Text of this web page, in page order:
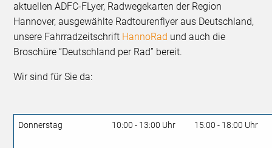
aktuellen ADFC-FLyer, Radwegekarten der Region
Hannover, ausgewählte Radtourenflyer aus Deutschland,
unsere Fahrradzeitschrift HannoRad und auch die
Broschüre “Deutschland per Rad” bereit.
Wir sind für Sie da:
Donnerstag 10:00 - 13:00 Uhr 15:00 - 18:00 Uhr